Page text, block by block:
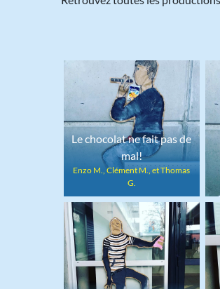
Le chocolat ne fait pas de
mal!
Enzo M., Clément M., et Thomas
G.